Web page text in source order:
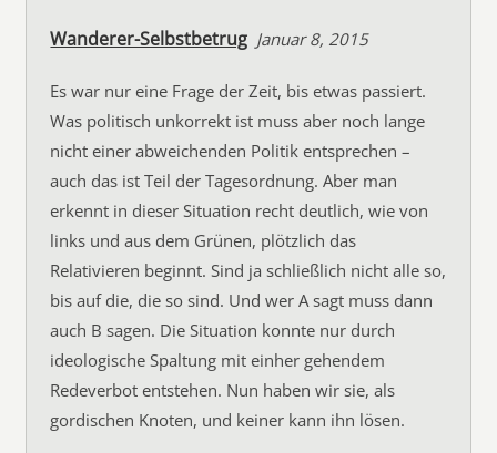
Wanderer-Selbstbetrug Januar 8, 2015
Es war nur eine Frage der Zeit, bis etwas passiert.
Was politisch unkorrekt ist muss aber noch lange
nicht einer abweichenden Politik entsprechen –
auch das ist Teil der Tagesordnung. Aber man
erkennt in dieser Situation recht deutlich, wie von
links und aus dem Grünen, plötzlich das
Relativieren beginnt. Sind ja schließlich nicht alle so,
bis auf die, die so sind. Und wer A sagt muss dann
auch B sagen. Die Situation konnte nur durch
ideologische Spaltung mit einher gehendem
Redeverbot entstehen. Nun haben wir sie, als
gordischen Knoten, und keiner kann ihn lösen.